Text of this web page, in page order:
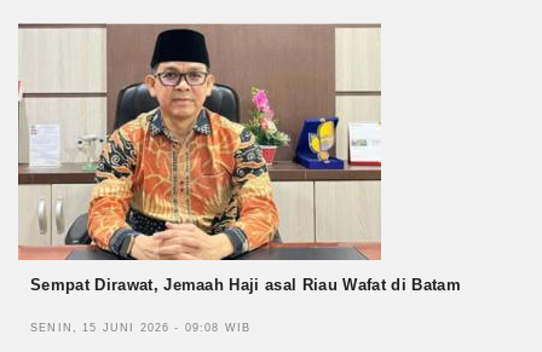
Sempat Dirawat, Jemaah Haji asal Riau Wafat di Batam
SENIN, 15 JUNI 2026 - 09:08 WIB